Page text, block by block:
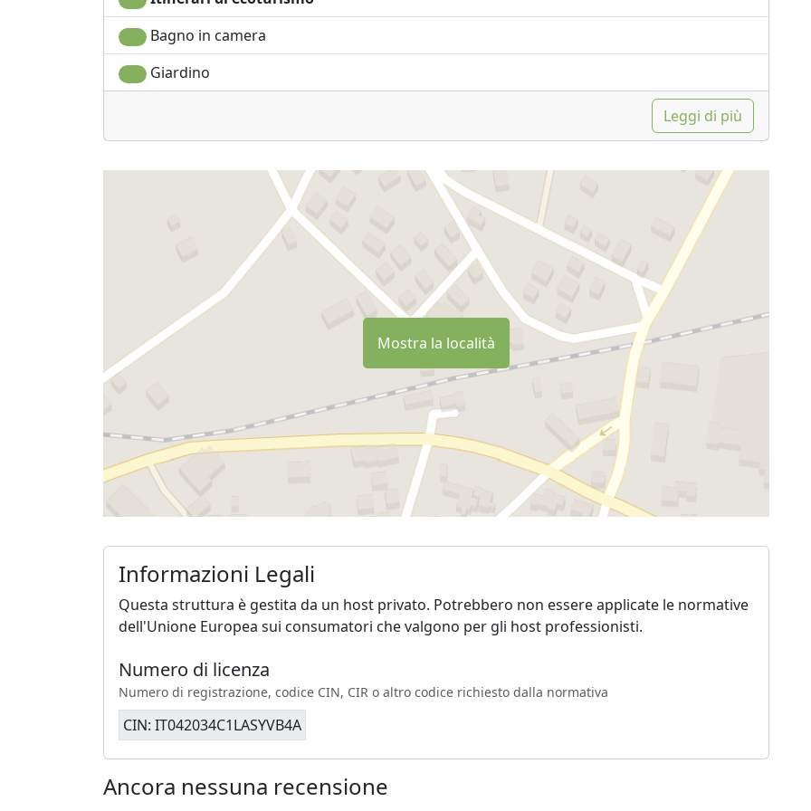
Bagno in camera
Giardino
Leggi di più
Mostra la località
Informazioni Legali
Questa struttura è gestita da un host privato. Potrebbero non essere applicate le normative
dell'Unione Europea sui consumatori che valgono per gli host professionisti.
Numero di licenza
Numero di registrazione, codice CIN, CIR o altro codice richiesto dalla normativa
CIN: IT042034C1LASYVB4A
Ancora nessuna recensione